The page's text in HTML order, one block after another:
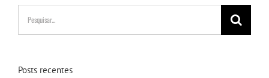
Buscar
resultados
para:
Posts recentes